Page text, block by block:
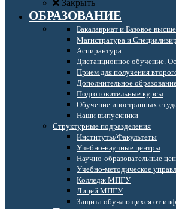
Закрыть
ОБРАЗОВАНИЕ
Бакалавриат и Базовое
Магистратура и
Аспирантура
Дистанционное обучение.
Прием для получения
Дополнительное
Подготовительные курсы
Обучение иностранных
Наши выпускники
Структурные подразделения
Институты/Факультеты
Учебно-научные центры
Научно-образовательные
Учебно-методическое
Колледж МПГУ
Лицей МПГУ
Защита обучающихся от